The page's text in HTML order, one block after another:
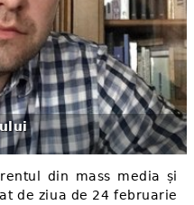
din mass media și
de ziua de 24 februarie